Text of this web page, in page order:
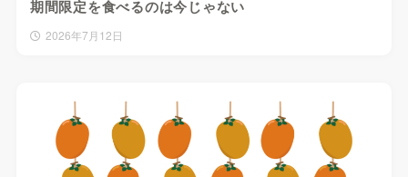
期間限定を食べるのは今じゃない
2026年7月12日